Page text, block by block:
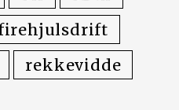
rekkevidde